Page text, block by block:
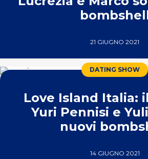
21 GIUGNO 2021
DATING SHOW
Love Island Italia:
Yuri Pennisi e
nuovi
14 GIUGNO 2021